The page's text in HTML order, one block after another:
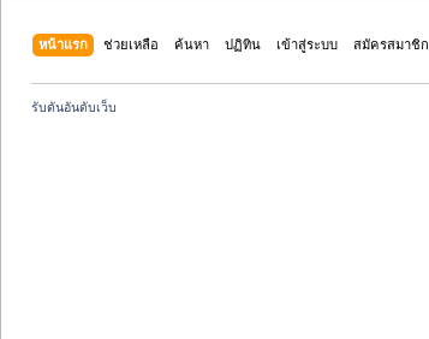
หน้าแรก ช่วยเหลือ ค้นหา ปฏิทิน เข้าสู่ระบบ สมัครสมาชิก
รับดันอันดับเว็บ